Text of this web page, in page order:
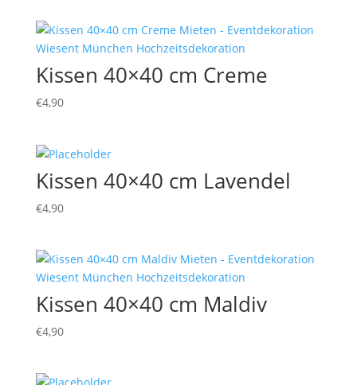
Kissen 40×40 cm Creme
€4,90
Kissen 40×40 cm Lavendel
€4,90
Kissen 40×40 cm Maldiv
€4,90